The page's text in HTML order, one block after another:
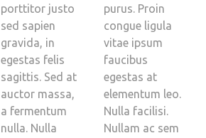
porttitor justo
sed sapien
gravida, in
egestas felis
sagittis. Sed at
auctor massa,
a fermentum
nulla. Nulla
purus. Proin
congue ligula
vitae ipsum
faucibus
egestas at
elementum leo.
Nulla facilisi.
Nullam ac sem